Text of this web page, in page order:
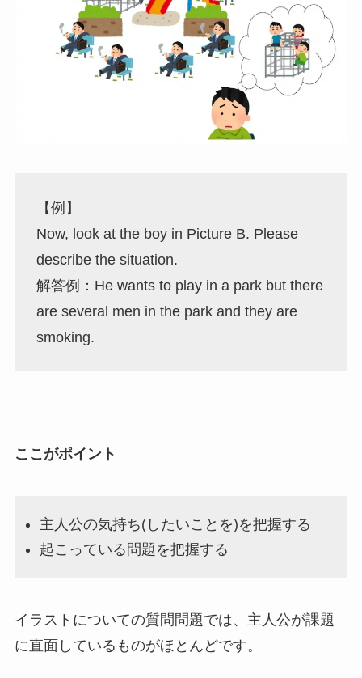
【例】
Now, look at the boy in Picture B. Please
describe the situation.
解答例：He wants to play in a park but there
are several men in the park and they are
smoking.
ここがポイント
主人公の気持ち(したいことを)を把握する
起こっている問題を把握する
イラストについての質問問題では、主人公が課題
に直面しているものがほとんどです。